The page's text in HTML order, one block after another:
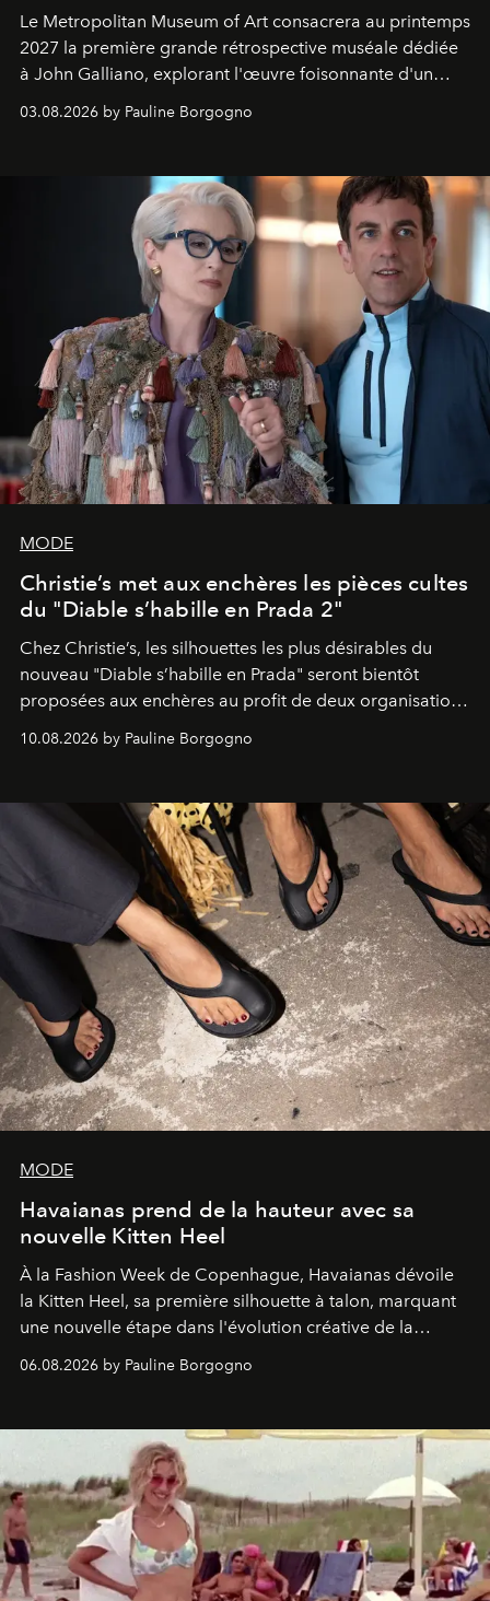
Le Metropolitan Museum of Art consacrera au printemps
2027 la première grande rétrospective muséale dédiée
à John Galliano, explorant l'œuvre foisonnante d'un
créateur aussi visionnaire que controversé.
03.08.2026 by Pauline Borgogno
MODE
Christie’s met aux enchères les pièces cultes
du "Diable s’habille en Prada 2"
Chez Christie’s, les silhouettes les plus désirables du
nouveau "Diable s’habille en Prada" seront bientôt
proposées aux enchères au profit de deux organisations
engagées pour la presse et la mode.
10.08.2026 by Pauline Borgogno
MODE
Havaianas prend de la hauteur avec sa
nouvelle Kitten Heel
À la Fashion Week de Copenhague, Havaianas dévoile
la Kitten Heel, sa première silhouette à talon, marquant
une nouvelle étape dans l'évolution créative de la
06.08.2026 by Pauline Borgogno